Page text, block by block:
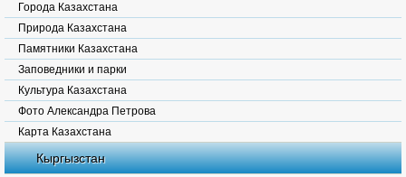
Города Казахстана
Природа Казахстана
Памятники Казахстана
Заповедники и парки
Культура Казахстана
Фото Александра Петрова
Карта Казахстана
Кыргызстан